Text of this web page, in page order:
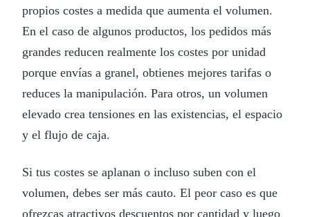
propios costes a medida que aumenta el volumen.
En el caso de algunos productos, los pedidos más
grandes reducen realmente los costes por unidad
porque envías a granel, obtienes mejores tarifas o
reduces la manipulación. Para otros, un volumen
elevado crea tensiones en las existencias, el espacio
y el flujo de caja.
Si tus costes se aplanan o incluso suben con el
volumen, debes ser más cauto. El peor caso es que
ofrezcas atractivos descuentos por cantidad y luego